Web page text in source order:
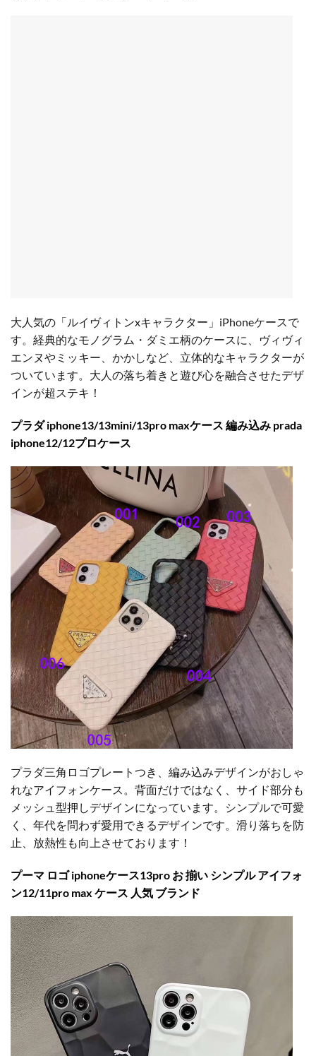
大人気の「ルイヴィトンxキャラクター」iPhoneケースで
す。経典的なモノグラム・ダミエ柄のケースに、ヴィヴィ
エンヌやミッキー、かかしなど、立体的なキャラクターが
ついています。大人の落ち着きと遊び心を融合させたデザ
インが超ステキ！
プラダ iphone13/13mini/13pro maxケース 編み込み prada
iphone12/12プロケース
プラダ三角ロゴプレートつき、編み込みデザインがおしゃ
れなアイフォンケース。背面だけではなく、サイド部分も
メッシュ型押しデザインになっています。シンプルで可愛
く、年代を問わず愛用できるデザインです。滑り落ちを防
止、放熱性も向上させております！
プーマ ロゴ iphoneケース13pro お 揃い シンプル アイフォ
ン12/11pro max ケース 人気 ブランド